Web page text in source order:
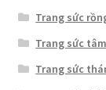
Trang sức
Trang sức
Trang sức